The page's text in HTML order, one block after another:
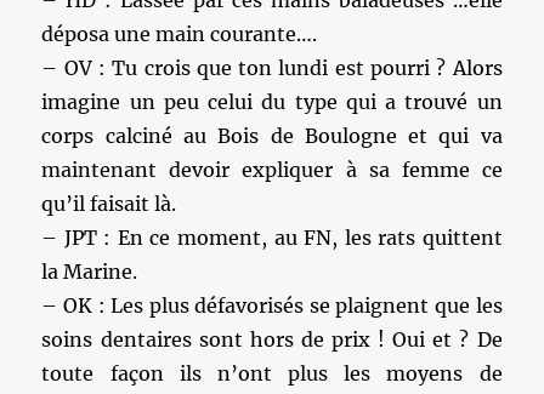
déposa une main courante….
– OV : Tu crois que ton lundi est pourri ? Alors
imagine un peu celui du type qui a trouvé un
corps calciné au Bois de Boulogne et qui va
maintenant devoir expliquer à sa femme ce
qu’il faisait là.
– JPT : En ce moment, au FN, les rats quittent
la Marine.
– OK : Les plus défavorisés se plaignent que les
soins dentaires sont hors de prix ! Oui et ? De
toute façon ils n’ont plus les moyens de